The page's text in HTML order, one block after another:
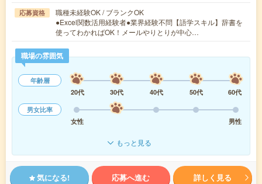
応募資格
職種未経験OK / ブランクOK
●Excel関数活用経験者●業界経験不問【語学スキル】辞書を
使ってわかればOK！メールやりとりが中心…
職場の雰囲気
年齢層
20代
30代 40代 50代
60代
男女比率
女性
男性
もっと見る
気になる! 応募へ進む 詳しく見る